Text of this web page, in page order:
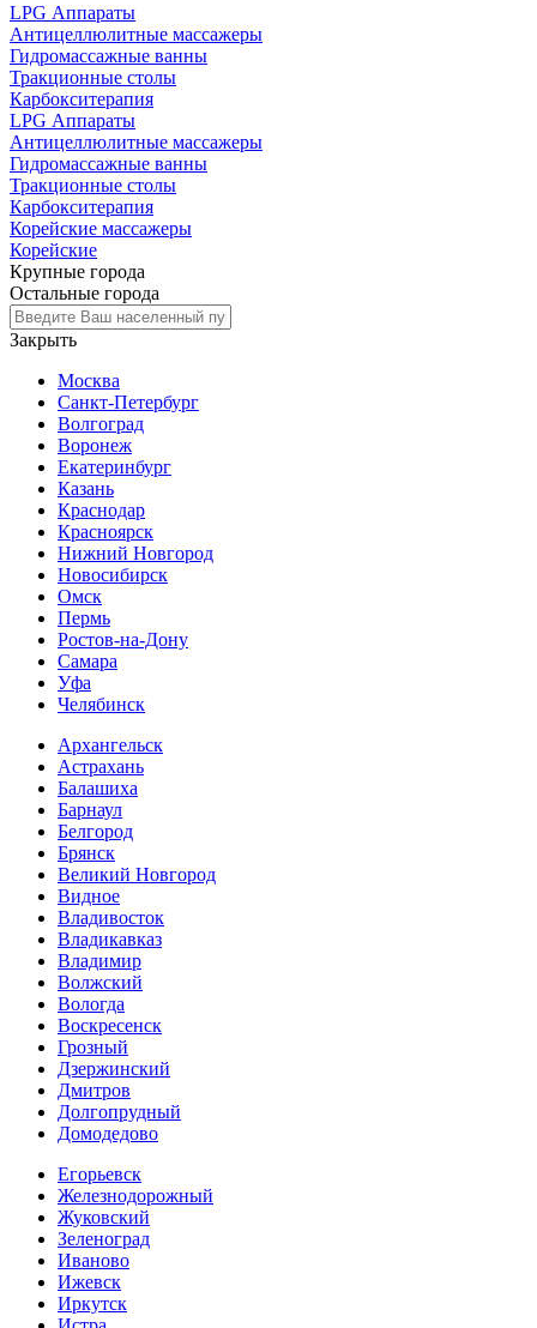
LPG Аппараты
Антицеллюлитные массажеры
Гидромассажные ванны
Тракционные столы
Карбокситерапия
LPG Аппараты
Антицеллюлитные массажеры
Гидромассажные ванны
Тракционные столы
Карбокситерапия
Корейские массажеры
Корейские
Крупные города
Остальные города
Закрыть
Москва
Санкт-Петербург
Волгоград
Воронеж
Екатеринбург
Казань
Краснодар
Красноярск
Нижний Новгород
Новосибирск
Омск
Пермь
Ростов-на-Дону
Самара
Уфа
Челябинск
Архангельск
Астрахань
Балашиха
Барнаул
Белгород
Брянск
Великий Новгород
Видное
Владивосток
Владикавказ
Владимир
Волжский
Вологда
Воскресенск
Грозный
Дзержинский
Дмитров
Долгопрудный
Домодедово
Егорьевск
Железнодорожный
Жуковский
Зеленоград
Иваново
Ижевск
Иркутск